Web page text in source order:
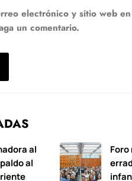
electrónico y sitio web
un comentario.
al
al